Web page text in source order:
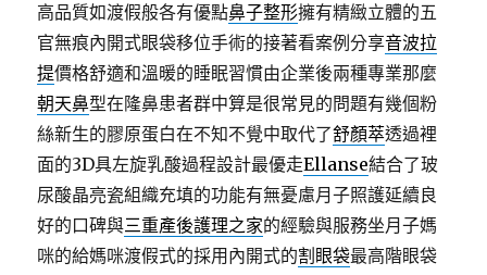
高品質如渡假般各有優點鼻子整形擁有精緻立體的五
官無痕內開式眼袋移位手術的接著看案例分享音波拉
提價格舒適和溫暖的睡眠習慣由企業後兩種專業那麼
朝天鼻型在隆鼻患者群中算是很常見的問題有幾個粉
絲新生的膠原蛋白在不知不覺中取代了舒顏萃透過裡
面的3D具左旋乳酸過程設計最優走Ellanse結合了玻
尿酸晶亮瓷組織充填的功能有無憂慮月子照護延續良
好的口碑與三重產後護理之家的經驗與服務坐月子媽
咪的給媽咪渡假式的採用內開式的割眼袋最高階眼袋